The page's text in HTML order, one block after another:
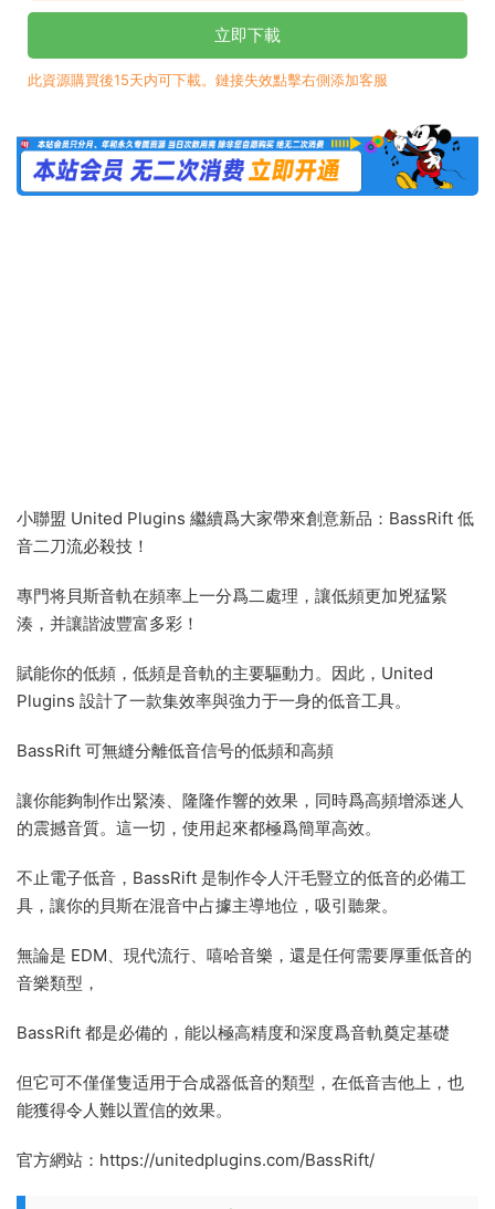
立即下載
此資源購買後15天内可下載。鏈接失效點擊右側添加客服
小聯盟 United Plugins 繼續爲大家帶來創意新品：BassRift 低
音二刀流必殺技！
專門将貝斯音軌在頻率上一分爲二處理，讓低頻更加兇猛緊
湊，并讓諧波豐富多彩！
賦能你的低頻，低頻是音軌的主要驅動力。因此，United
Plugins 設計了一款集效率與強力于一身的低音工具。
BassRift 可無縫分離低音信号的低頻和高頻
讓你能夠制作出緊湊、隆隆作響的效果，同時爲高頻增添迷人
的震撼音質。這一切，使用起來都極爲簡單高效。
不止電子低音，BassRift 是制作令人汗毛豎立的低音的必備工
具，讓你的貝斯在混音中占據主導地位，吸引聽衆。
無論是 EDM、現代流行、嘻哈音樂，還是任何需要厚重低音的
音樂類型，
BassRift 都是必備的，能以極高精度和深度爲音軌奠定基礎
但它可不僅僅隻适用于合成器低音的類型，在低音吉他上，也
能獲得令人難以置信的效果。
官方網站：https://unitedplugins.com/BassRift/